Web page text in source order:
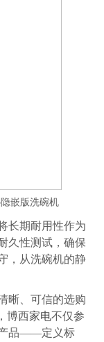
嵌版洗碗机
长期耐用性作为
久性测试，确保
，从洗碗机的静
、可信的选购
博西家电不仅参
产品——定义标